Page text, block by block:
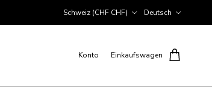
Schweiz (CHF CHF) Deutsch
Konto Einkaufswagen